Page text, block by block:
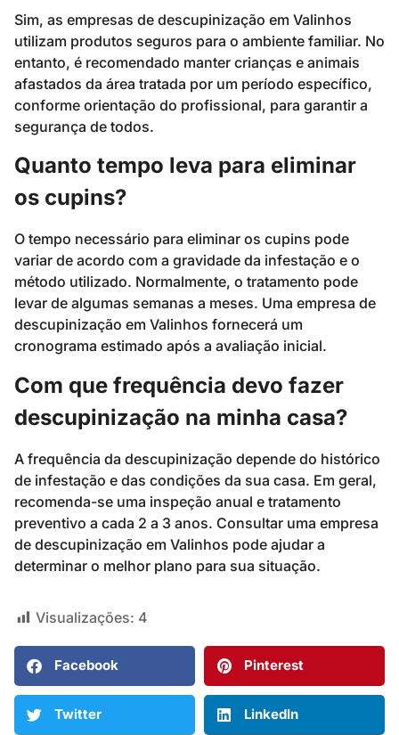
Sim, as empresas de descupinização em Valinhos
utilizam produtos seguros para o ambiente familiar. No
entanto, é recomendado manter crianças e animais
afastados da área tratada por um período específico,
conforme orientação do profissional, para garantir a
segurança de todos.
Quanto tempo leva para eliminar
os cupins?
O tempo necessário para eliminar os cupins pode
variar de acordo com a gravidade da infestação e o
método utilizado. Normalmente, o tratamento pode
levar de algumas semanas a meses. Uma empresa de
descupinização em Valinhos fornecerá um
cronograma estimado após a avaliação inicial.
Com que frequência devo fazer
descupinização na minha casa?
A frequência da descupinização depende do histórico
de infestação e das condições da sua casa. Em geral,
recomenda-se uma inspeção anual e tratamento
preventivo a cada 2 a 3 anos. Consultar uma empresa
de descupinização em Valinhos pode ajudar a
determinar o melhor plano para sua situação.
Visualizações: 4
Facebook Pinterest
Twitter LinkedIn